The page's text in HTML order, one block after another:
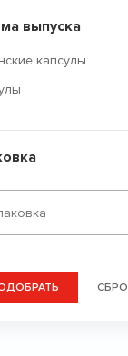
выпуска
капсулы